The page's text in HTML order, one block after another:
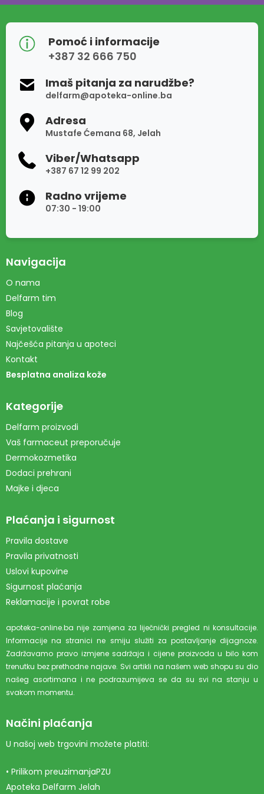
Pomoć i informacije
+387 32 666 750
Imaš pitanja za narudžbe?
delfarm@apoteka-online.ba
Adresa
Mustafe Ćemana 68, Jelah
Viber/Whatsapp
+387 67 12 99 202
Radno vrijeme
07:30 - 19:00
Navigacija
O nama
Delfarm tim
Blog
Savjetovalište
Najčešća pitanja u apoteci
Kontakt
Besplatna analiza kože
Kategorije
Delfarm proizvodi
Vaš farmaceut preporučuje
Dermokozmetika
Dodaci prehrani
Majke i djeca
Plaćanja i sigurnost
Pravila dostave
Pravila privatnosti
Uslovi kupovine
Sigurnost plaćanja
Reklamacije i povrat robe
apoteka-online.ba nije zamjena za liječnički pregled ni konsultacije.
Informacije na stranici ne smiju služiti za postavljanje dijagnoze.
Zadržavamo pravo izmjene sadržaja i cijene proizvoda u bilo kom
trenutku bez prethodne najave. Svi artikli na našem web shopu su dio
našeg asortimana i ne podrazumijeva se da su svi na stanju u
svakom momentu.
Načini plaćanja
U našoj web trgovini možete platiti:
• Prilikom preuzimanjaPZU
Apoteka Delfarm Jelah